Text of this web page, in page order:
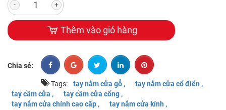
- +
Thêm vào giỏ hàng
Chia sẻ:
Tags: tay nắm cửa gỗ ,
tay nắm cửa cổ điển ,
tay cầm cửa ,
tay cầm cửa cổng ,
tay nắm cửa chính cao cấp ,
tay nắm cửa kính ,